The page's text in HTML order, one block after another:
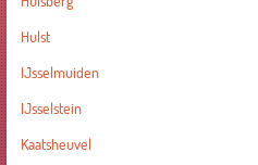
Hulst
IJsselmuiden
IJsselstein
Kaatsheuvel